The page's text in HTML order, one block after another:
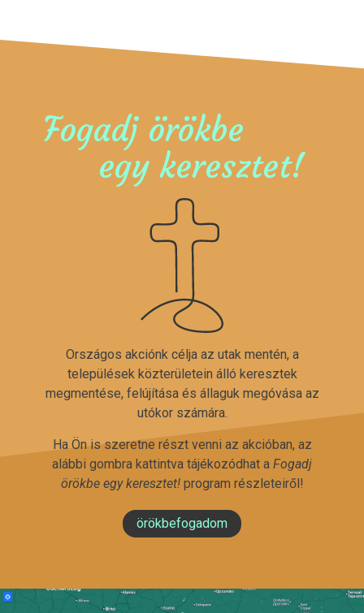
Fogadj örökbe
egy keresztet!
Országos akciónk célja az utak mentén, a
települések közterületein álló keresztek
megmentése, felújítása és állaguk megóvása az
utókor számára.
Ha Ön is szeretne részt venni az akcióban, az
alábbi gombra kattintva tájékozódhat a Fogadj
örökbe egy keresztet!program részleteiről!
örökbefogadom